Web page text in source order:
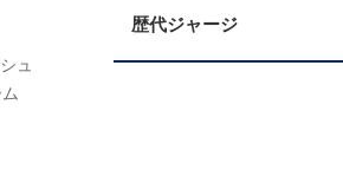
ュ
歴代ジャージ